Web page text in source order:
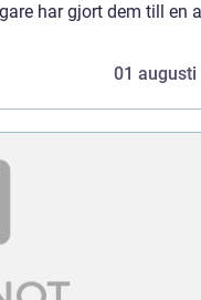
har gjort dem till en
01 augusti